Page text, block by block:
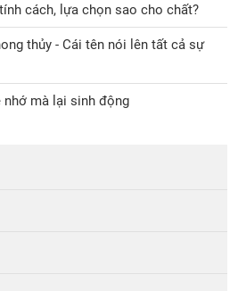
cách, lựa chọn sao cho chất?
thủy - Cái tên nói lên tất cả sự
mà lại sinh động